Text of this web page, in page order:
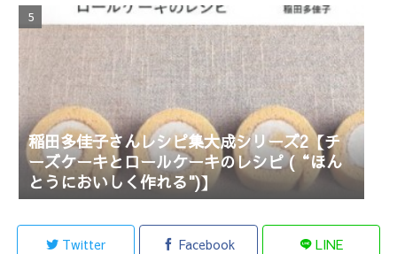
稲田多佳子さんレシピ集大成シリーズ2【チ
ーズケーキとロールケーキのレシピ (“ほん
とうにおいしく作れる")】
Twitter Facebook LINE